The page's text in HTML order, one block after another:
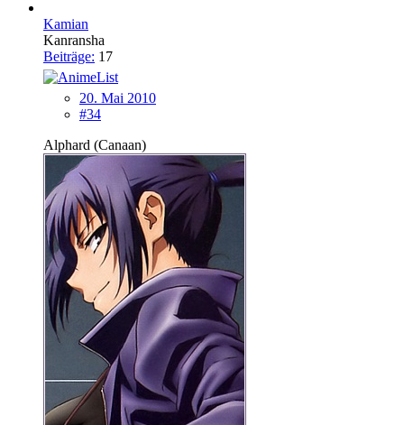
Kamian
Kanransha
Beiträge: 17
20. Mai 2010
#34
Alphard (Canaan)